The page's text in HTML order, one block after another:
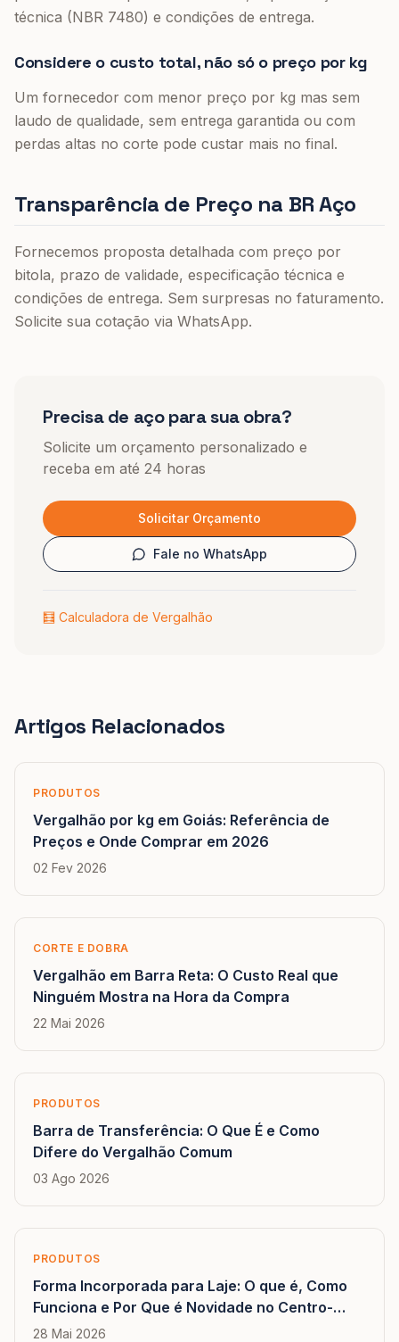
técnica (NBR 7480) e condições de entrega.
Considere o custo total, não só o preço por kg
Um fornecedor com menor preço por kg mas sem
laudo de qualidade, sem entrega garantida ou com
perdas altas no corte pode custar mais no final.
Transparência de Preço na BR Aço
Fornecemos proposta detalhada com preço por
bitola, prazo de validade, especificação técnica e
condições de entrega. Sem surpresas no faturamento.
Solicite sua cotação via WhatsApp.
Precisa de aço para sua obra?
Solicite um orçamento personalizado e
receba em até 24 horas
Solicitar Orçamento
Fale no WhatsApp
🧮 Calculadora de Vergalhão
Artigos Relacionados
PRODUTOS
Vergalhão por kg em Goiás: Referência de
Preços e Onde Comprar em 2026
02 Fev 2026
CORTE E DOBRA
Vergalhão em Barra Reta: O Custo Real que
Ninguém Mostra na Hora da Compra
22 Mai 2026
PRODUTOS
Barra de Transferência: O Que É e Como
Difere do Vergalhão Comum
03 Ago 2026
PRODUTOS
Forma Incorporada para Laje: O que é, Como
Funciona e Por Que é Novidade no Centro-
Oeste
28 Mai 2026